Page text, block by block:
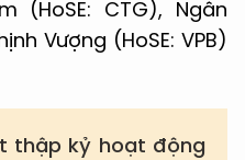
(HoSE: CTG), Ngân
Vượng (HoSE: VPB)
thập kỷ hoạt động